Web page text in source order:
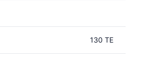
130 TE